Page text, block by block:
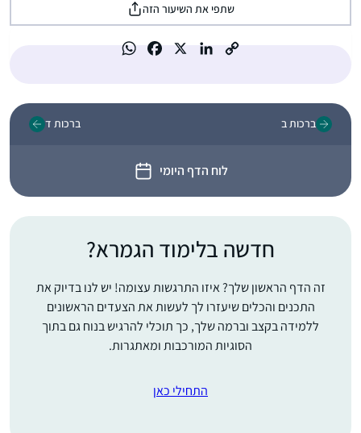
שתפי את השיעור הזה
ברכות ב
לוח הדף היומי
ברכות ד
חדשה בלימוד הגמרא?
זה הדף הראשון שלך? איזו התרגשות עצומה! יש לנו בדיוק את
התכנים והכלים שיעזרו לך לעשות את הצעדים הראשונים
ללמידה בקצב וברמה שלך, כך תוכלי להרגיש בנוח גם בתוך
הסוגיות המורכבות ומאתגרות.
התחילי כאן